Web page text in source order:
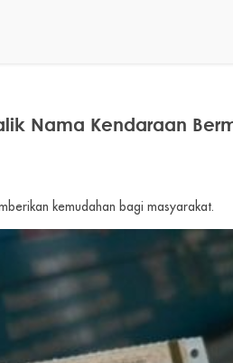
Nama Kendaraan
kemudahan bagi masyarakat.